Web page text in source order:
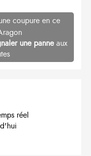
coupure en ce
une panneaux
réel